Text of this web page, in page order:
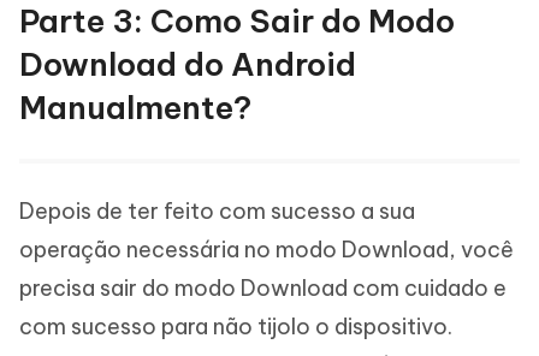
Parte 3: Como Sair do Modo
Download do Android
Manualmente?
Depois de ter feito com sucesso a sua
operação necessária no modo Download, você
precisa sair do modo Download com cuidado e
com sucesso para não tijolo o dispositivo.